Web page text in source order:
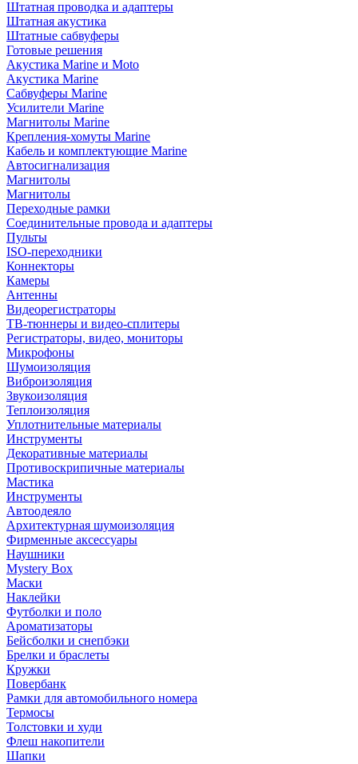
Штатная проводка и адаптеры
Штатная акустика
Штатные сабвуферы
Готовые решения
Акустика Marine и Moto
Акустика Marine
Сабвуферы Marine
Усилители Marine
Магнитолы Marine
Крепления-хомуты Marine
Кабель и комплектующие Marine
Автосигнализация
Магнитолы
Магнитолы
Переходные рамки
Соединительные провода и адаптеры
Пульты
ISO-переходники
Коннекторы
Камеры
Антенны
Видеорегистраторы
ТВ-тюннеры и видео-сплитеры
Регистраторы, видео, мониторы
Микрофоны
Шумоизоляция
Виброизоляция
Звукоизоляция
Теплоизоляция
Уплотнительные материалы
Инструменты
Декоративные материалы
Противоскрипичные материалы
Мастика
Инструменты
Автоодеяло
Архитектурная шумоизоляция
Фирменные аксессуары
Наушники
Mystery Box
Маски
Наклейки
Футболки и поло
Ароматизаторы
Бейсболки и снепбэки
Брелки и браслеты
Кружки
Повербанк
Рамки для автомобильного номера
Термосы
Толстовки и худи
Флеш накопители
Шапки